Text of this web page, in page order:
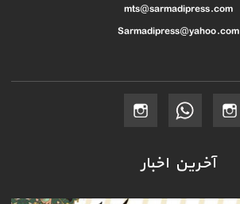
mts@sarmadipress.com
Sarmadipress@yahoo.com
آخرین اخبار